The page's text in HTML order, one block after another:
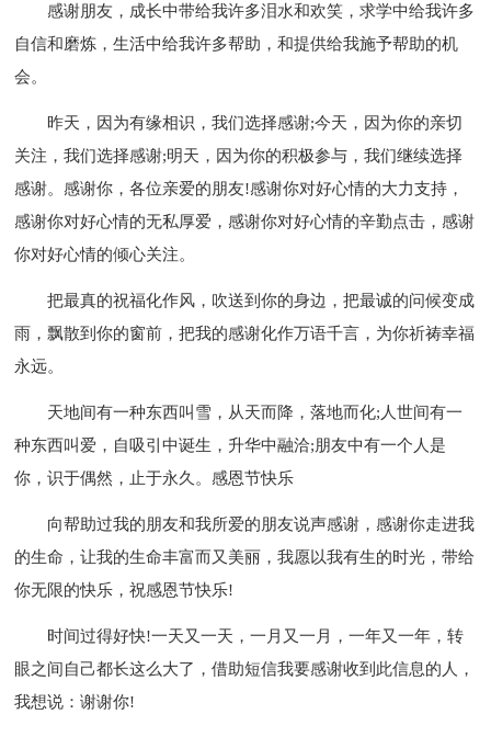
感谢朋友，成长中带给我许多泪水和欢笑，求学中给我许多
自信和磨炼，生活中给我许多帮助，和提供给我施予帮助的机
会。
昨天，因为有缘相识，我们选择感谢;今天，因为你的亲切
关注，我们选择感谢;明天，因为你的积极参与，我们继续选择
感谢。感谢你，各位亲爱的朋友!感谢你对好心情的大力支持，
感谢你对好心情的无私厚爱，感谢你对好心情的辛勤点击，感谢
你对好心情的倾心关注。
把最真的祝福化作风，吹送到你的身边，把最诚的问候变成
雨，飘散到你的窗前，把我的感谢化作万语千言，为你祈祷幸福
永远。
天地间有一种东西叫雪，从天而降，落地而化;人世间有一
种东西叫爱，自吸引中诞生，升华中融洽;朋友中有一个人是
你，识于偶然，止于永久。感恩节快乐
向帮助过我的朋友和我所爱的朋友说声感谢，感谢你走进我
的生命，让我的生命丰富而又美丽，我愿以我有生的时光，带给
你无限的快乐，祝感恩节快乐!
时间过得好快!一天又一天，一月又一月，一年又一年，转
眼之间自己都长这么大了，借助短信我要感谢收到此信息的人，
我想说：谢谢你!